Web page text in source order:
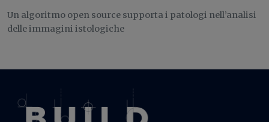
Un algoritmo open source supporta i patologi nell’analisi
delle immagini istologiche